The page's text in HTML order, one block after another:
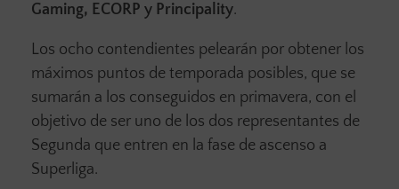
Gaming, ECORP y Principality.
Los ocho contendientes pelearán por obtener los
máximos puntos de temporada posibles, que se
sumarán a los conseguidos en primavera, con el
objetivo de ser uno de los dos representantes de
Segunda que entren en la fase de ascenso a
Superliga.